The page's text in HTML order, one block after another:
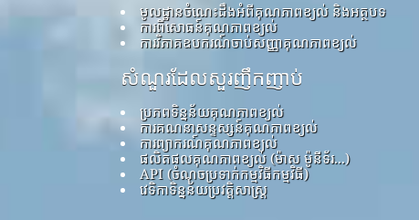
មូលដ្ឋានចំណេះដឹងអំពីគុណភាពខ្យល់ និងអត្ថបទ
ការពិសោធន៍គុណភាពខ្យល់
ការវិភាគឧបករណ៍ចាប់សញ្ញាគុណភាពខ្យល់
សំណួរដែលសួរញឹកញាប់
ប្រភពទិន្នន័យគុណភាពខ្យល់
ការគណនាសន្ទស្សន៍គុណភាពខ្យល់
ការព្យាករណ៍គុណភាពខ្យល់
ផលិតផលគុណភាពខ្យល់ (ម៉ាស ម៉ូនីទ័រ...)
API (ចំណុចប្រទាក់កម្មវិធីកម្មវិធី)
វេទិកាទិន្នន័យប្រវត្តិសាស្ត្រ